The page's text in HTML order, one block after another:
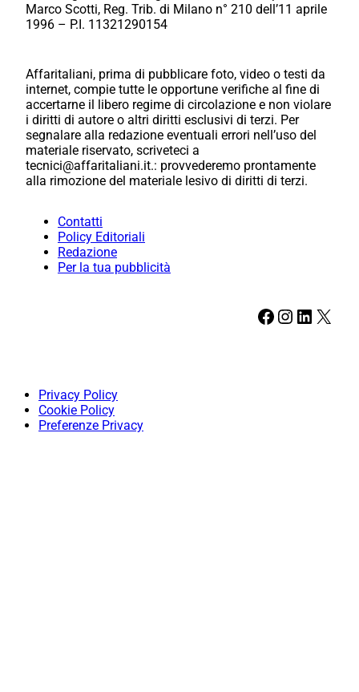
Marco Scotti, Reg. Trib. di Milano n° 210 dell’11 aprile
1996 – P.I. 11321290154
Affaritaliani, prima di pubblicare foto, video o testi da
internet, compie tutte le opportune verifiche al fine di
accertarne il libero regime di circolazione e non violare
i diritti di autore o altri diritti esclusivi di terzi. Per
segnalare alla redazione eventuali errori nell’uso del
materiale riservato, scriveteci a
tecnici@affaritaliani.it.: provvederemo prontamente
alla rimozione del materiale lesivo di diritti di terzi.
Contatti
Policy Editoriali
Redazione
Per la tua pubblicità
Facebook Instagram LinkedIn X
Privacy Policy
Cookie Policy
Preferenze Privacy